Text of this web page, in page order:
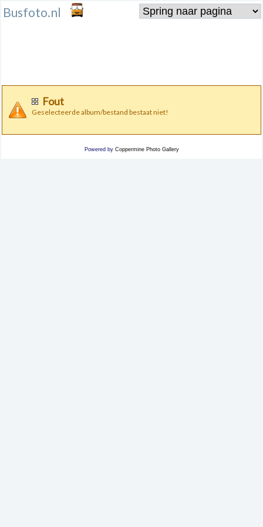
Busfoto.nl
Fout
Geselecteerde album/bestand bestaat niet!
Powered by Coppermine Photo Gallery